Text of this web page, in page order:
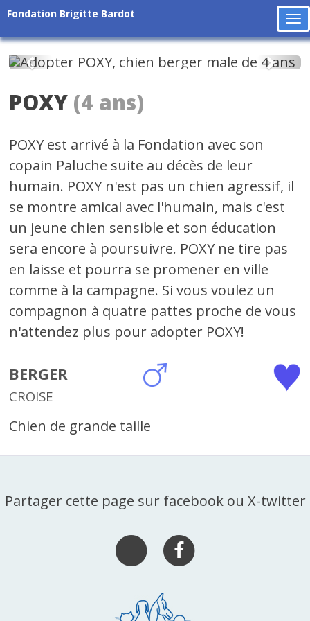
Fondation Brigitte Bardot
Précédent
POXY (4 ans)
POXY est arrivé à la Fondation avec son
copain Paluche suite au décès de leur
humain. POXY n'est pas un chien agressif, il
se montre amical avec l'humain, mais c'est
un jeune chien sensible et son éducation
sera encore à poursuivre. POXY ne tire pas
en laisse et pourra se promener en ville
comme à la campagne. Si vous voulez un
compagnon à quatre pattes proche de vous
n'attendez plus pour adopter POXY!
BERGER
CROISE
Chien de grande taille
Partager cette page sur facebook ou X-twitter